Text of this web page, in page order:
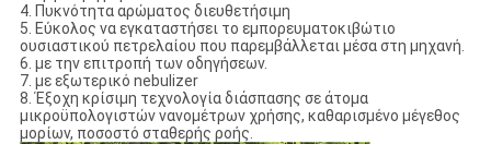
4. Πυκνότητα αρώματος διευθετήσιμη
5. Εύκολος να εγκαταστήσει το εμπορευματοκιβώτιο
ουσιαστικού πετρελαίου που παρεμβάλλεται μέσα στη μηχανή.
6. με την επιτροπή των οδηγήσεων.
7. με εξωτερικό nebulizer
8. Έξοχη κρίσιμη τεχνολογία διάσπασης σε άτομα
μικροϋπολογιστών νανομέτρων χρήσης, καθαρισμένο μέγεθος
μορίων, ποσοστό σταθερής ροής.